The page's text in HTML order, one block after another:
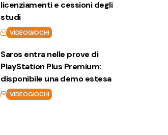
licenziamenti e cessioni degli
studi
VIDEOGIOCHI
Saros entra nelle prove di
PlayStation Plus Premium:
disponibile una demo estesa
VIDEOGIOCHI